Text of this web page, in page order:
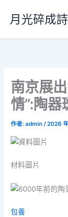
要
月光碎成詩
南京展
情”:陶
作者:admin/2026
材料圖片
包養